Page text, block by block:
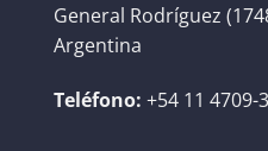
General Rodríguez
Argentina
Teléfono: +54 11 4709-